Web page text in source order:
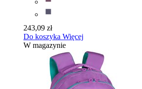
243,09 zł
Do koszyka Więcej
W magazynie